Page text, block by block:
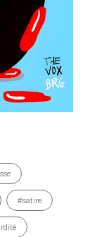
#satire